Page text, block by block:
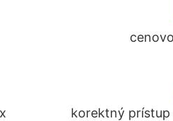
korektný